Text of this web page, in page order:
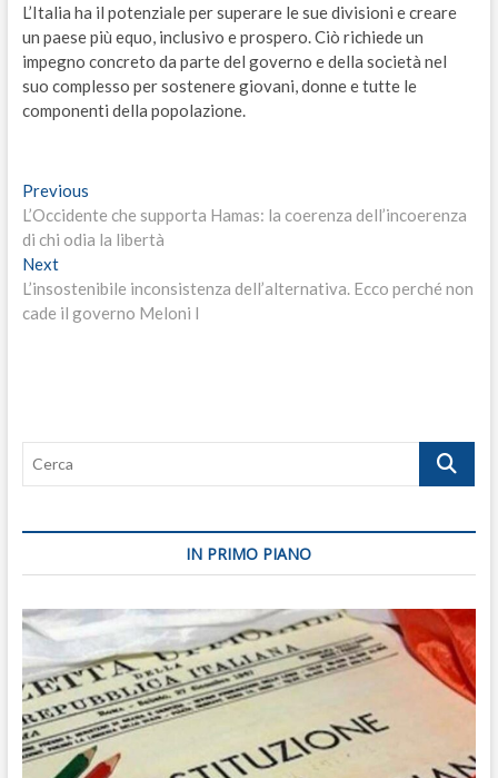
L’Italia ha il potenziale per superare le sue divisioni e creare
un paese più equo, inclusivo e prospero. Ciò richiede un
impegno concreto da parte del governo e della società nel
suo complesso per sostenere giovani, donne e tutte le
componenti della popolazione.
Navigazione
articoli
PreviousPrevious
post:
L’Occidente che supporta Hamas: la coerenza dell’incoerenza
di chi odia la libertà
NextNext
post:
L’insostenibile inconsistenza dell’alternativa. Ecco perché non
cade il governo Meloni I
Cerca
IN PRIMO PIANO